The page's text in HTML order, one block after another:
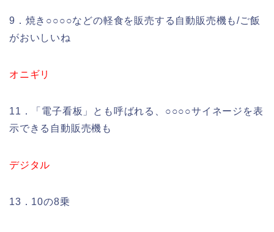
9．焼き○○○○などの軽食を販売する自動販売機も/ご飯
がおいしいね
オニギリ
11．「電子看板」とも呼ばれる、○○○○サイネージを表
示できる自動販売機も
デジタル
13．10の8乗